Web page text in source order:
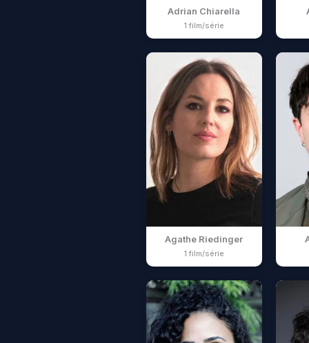
Adrian Chiarella
1 film/série
Agathe Riedinger
1 film/série